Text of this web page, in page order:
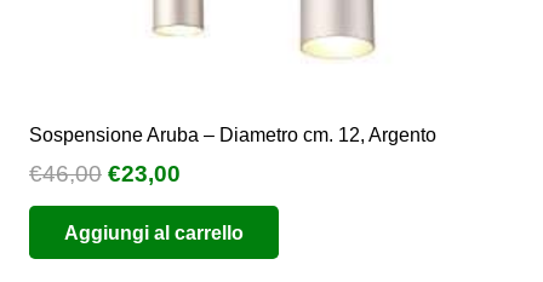
Sospensione Aruba – Diametro cm. 12, Argento
€46,00 Il
prezzo
originale
era:
€23,00
prezzo
attuale
è:
Aggiungi al carrello